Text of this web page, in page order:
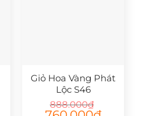
Giỏ Hoa Vàng Phát
Lộc S46
888.000₫
Giá
Giá